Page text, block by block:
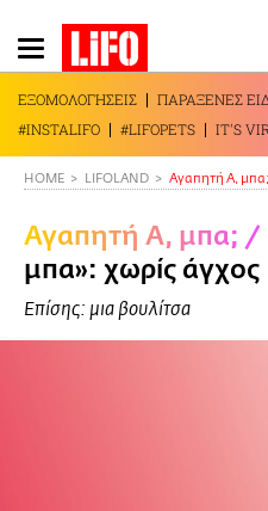
Παράκαμψη
προς
το
κυρίως
περιεχόμενο
ΕΞΟΜΟΛΟΓΗΣΕΙΣ ΠΑΡΑΞΕΝΕΣ
#INSTALIFO
#LIFOPETS IT'S
HOME LIFOLAND Αγαπητή Α, μπα;
Αγαπητή Α, μπα; /
μπα»: χωρίς άγχος
Επίσης: μια βουλίτσα